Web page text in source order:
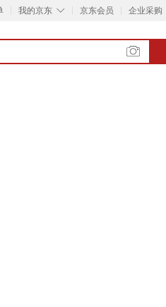
◇
我的京东 京东会员 企业采购